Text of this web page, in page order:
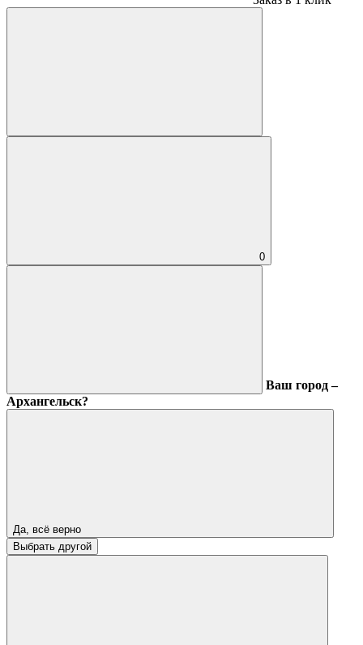
0
Ваш город –
Архангельск?
Да, всё верно
Выбрать другой